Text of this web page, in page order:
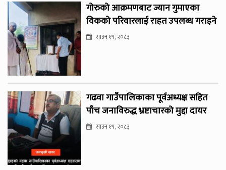
गोरुको आक्रमणबाट ज्यान गुमाएका
विकको परिवारलाई राहत उपलब्ध गराइने
साउन १९, २०८३
गढवा गाउँपालिकाका पूर्वअध्यक्ष सहित
पाँच जनाविरुद्ध भ्रष्टाचारको मुद्दा दायर
साउन १९, २०८३